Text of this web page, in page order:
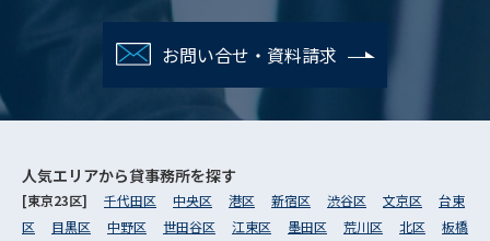
お問い合せ・資料請求
人気エリアから貸事務所を探す
[東京23区] 千代田区 中央区 港区 新宿区 渋谷区 文京区
台東
区
目黒区 中野区 世田谷区 江東区 墨田区 荒川区 北区
板橋